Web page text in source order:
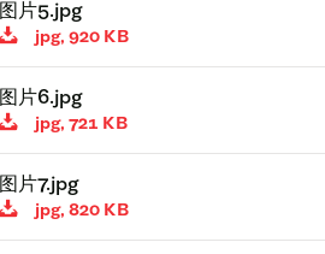
图片5.jpg
jpg, 920 KB
图片6.jpg
jpg, 721 KB
图片7.jpg
jpg, 820 KB